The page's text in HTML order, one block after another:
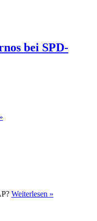
bei SPD-
Weiterlesen »